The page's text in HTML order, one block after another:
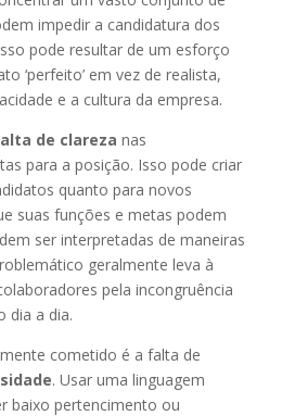
impedir a candidatura dos
pode resultar de um esforço
‘perfeito’ em vez de realista,
e a cultura da empresa.
de clareza nas
para a posição. Isso pode criar
quanto para novos
suas funções e metas podem
ser interpretadas de maneiras
geralmente leva à
pela incongruência
dia a dia.
cometido é a falta de
. Usar uma linguagem
baixo pertencimento ou